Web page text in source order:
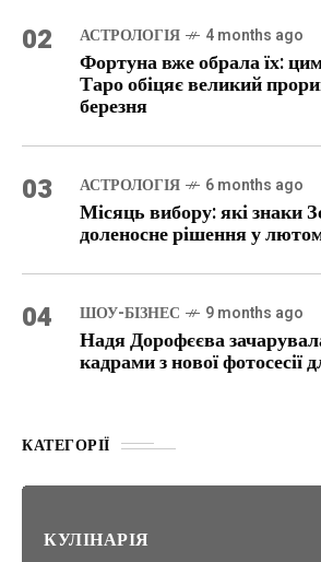
02 АСТРОЛОГІЯ 4 months ago
Фортуна вже обрала їх:
Таро обіцяє великий
березня
03 АСТРОЛОГІЯ 6 months ago
Місяць вибору: які знаки
доленосне рішення у
04 ШОУ-БІЗНЕС 9 months ago
Надя Дорофєєва
кадрами з нової фотосесії
КАТЕГОРІЇ
КУЛІНАРІЯ